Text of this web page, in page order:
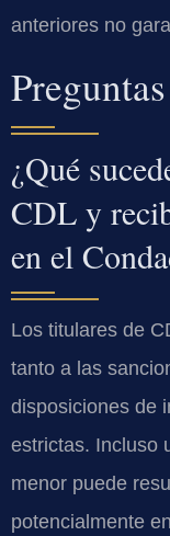
anteriores no
¿Qué
CDL y
en el
Los titulares de
tanto a las
disposiciones de
estrictas. Incluso
menor puede
potencialmente